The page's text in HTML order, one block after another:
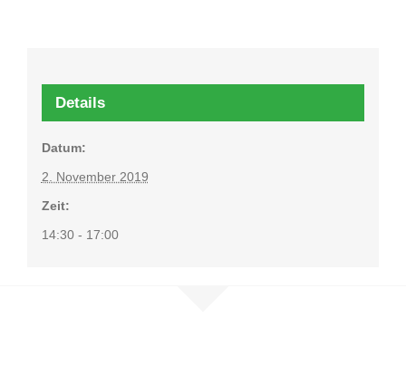
Details
Datum:
2. November 2019
Zeit:
14:30 - 17:00